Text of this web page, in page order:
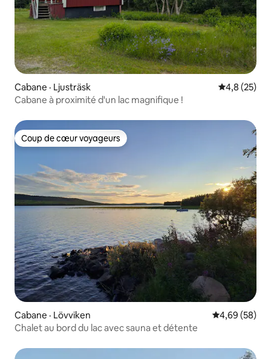
Cabane · Ljusträsk Note
4,8 (25)
Cabane à proximité d'un lac magnifique !
Coup de cœur voyageurs
Coup de cœur voyageurs
Cabane · Lövviken Note
4,69 (58)
Chalet au bord du lac avec sauna et détente